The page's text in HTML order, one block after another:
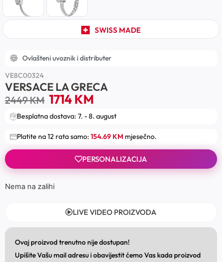
SWISS MADE
Ovlašteni uvoznik i distributer
VE8C00324
VERSACE LA GRECA
2449KM 1714KM
Besplatna dostava: 7. - 8. august
Platite na 12 rata samo: 154.69 KM mjesečno.
PERSONALIZACIJA
Nema na zalihi
LIVE VIDEO PROIZVODA
Ovaj proizvod trenutno nije dostupan!
Upišite Vašu mail adresu i obavijestit ćemo Vas kada proizvod